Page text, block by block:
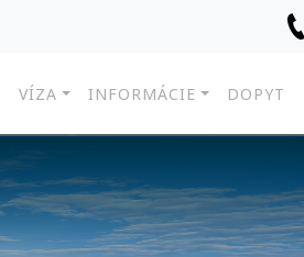
VÍZA INFORMÁCIE DOPYT